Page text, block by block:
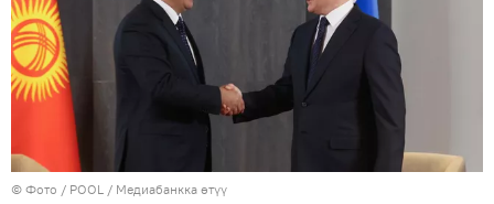
© Фото / POOL / Медиабанкка өтүү